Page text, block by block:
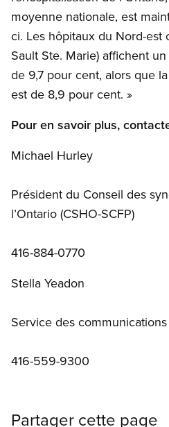
moyenne nationale, est
ci. Les hôpitaux du Nord-est
Sault Ste. Marie) affichent
de 9,7 pour cent, alors que
est de 8,9 pour cent. »
Pour en savoir plus,
Michael Hurley
Président du Conseil des
l’Ontario (CSHO-SCFP)
416-884-0770
Stella Yeadon
Service des
416-559-9300
Partager cette page